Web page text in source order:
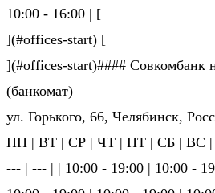
10:00 - 16:00 | [
](#offices-start) [
](#offices-start)#### Совкомбанк
(банкомат)
ул. Горького, 66, Челябинск,
ПН | ВТ | СР | ЧТ | ПТ | СБ | ВС |
--- | --- | | 10:00 - 19:00 | 10:00 -